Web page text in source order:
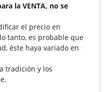
la VENTA, no se
el precio en
tanto, es probable que
éste haya variado en
tradición y los